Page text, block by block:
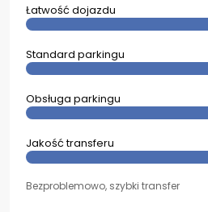
Łatwość dojazdu
Standard parkingu
Obsługa parkingu
Jakość transferu
Bezproblemowo, szybki transfer